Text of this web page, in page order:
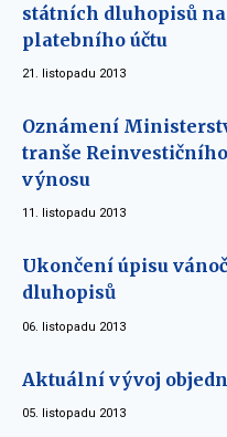
státních dluhopisů
platebního účtu
21. listopadu 2013
Oznámení
tranše
výnosu
11. listopadu 2013
Ukončení úpisu
dluhopisů
06. listopadu 2013
Aktuální vývoj
05. listopadu 2013